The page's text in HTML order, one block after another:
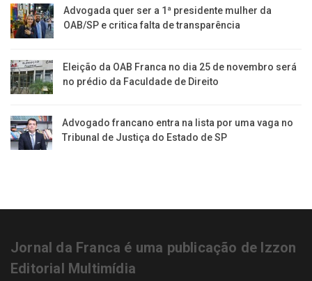
Advogada quer ser a 1ª presidente mulher da
OAB/SP e critica falta de transparência
Eleição da OAB Franca no dia 25 de novembro será
no prédio da Faculdade de Direito
Advogado francano entra na lista por uma vaga no
Tribunal de Justiça do Estado de SP
Jornal da Franca é uma publicação de Izzon
Editorial Multimídia